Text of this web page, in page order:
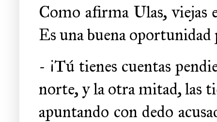
Como afirma Ulas, viejas
Es una buena oportunidad
- ¡Tú tienes cuentas
norte, y la otra mitad, las
apuntando con dedo